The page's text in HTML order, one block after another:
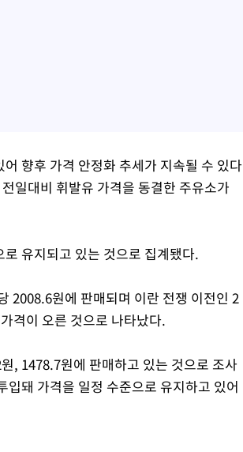
향후 가격 안정화 추세가 지속될 수 있다
일대비 휘발유 가격을 동결한 주유소가
유지되고 있는 것으로 집계됐다.
2008.6원에 판매되며 이란 전쟁 이전인 2
격이 오른 것으로 나타났다.
, 1478.7원에 판매하고 있는 것으로 조사
돼 가격을 일정 수준으로 유지하고 있어